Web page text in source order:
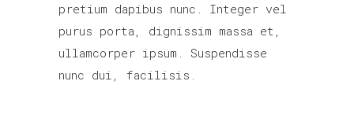
pretium dapibus nunc. Integer vel
purus porta, dignissim massa et,
ullamcorper ipsum. Suspendisse
nunc dui, facilisis.